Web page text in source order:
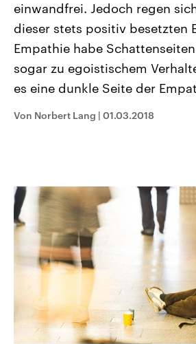
Landtagswahl Sachsen-Anhalt
2026
Alle Informationen
Sachsen-Anhalt wählt am 6.
September 2026 einen neuen
Landtag. Seit 2021 wird das
Bundesland von einer Koalition aus
Umfragen, Prognosen,
Wahlprogramme, aktuelle Berichte
einwandfrei. Jedoch regen
dieser stets positiv besetzten
Empathie habe
sogar zu egoistischem
es eine dunkle Seite der
Von Norbert Lang | 01.03.2018